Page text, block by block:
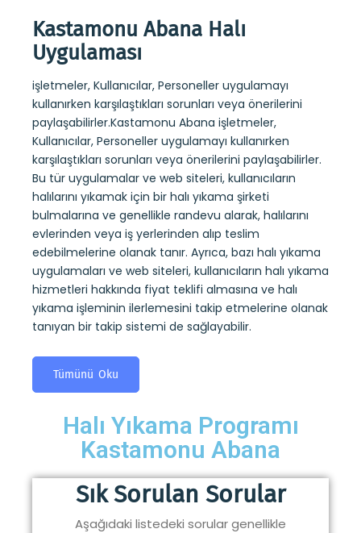
Kastamonu Abana Halı
Uygulaması
işletmeler, Kullanıcılar, Personeller uygulamayı
kullanırken karşılaştıkları sorunları veya önerilerini
paylaşabilirler.Kastamonu Abana işletmeler,
Kullanıcılar, Personeller uygulamayı kullanırken
karşılaştıkları sorunları veya önerilerini paylaşabilirler.
Bu tür uygulamalar ve web siteleri, kullanıcıların
halılarını yıkamak için bir halı yıkama şirketi
bulmalarına ve genellikle randevu alarak, halılarını
evlerinden veya iş yerlerinden alıp teslim
edebilmelerine olanak tanır. Ayrıca, bazı halı yıkama
uygulamaları ve web siteleri, kullanıcıların halı yıkama
hizmetleri hakkında fiyat teklifi almasına ve halı
yıkama işleminin ilerlemesini takip etmelerine olanak
tanıyan bir takip sistemi de sağlayabilir.
Tümünü Oku
Halı Yıkama Programı
Kastamonu Abana
Sık Sorulan Sorular
Aşağıdaki listedeki sorular genellikle